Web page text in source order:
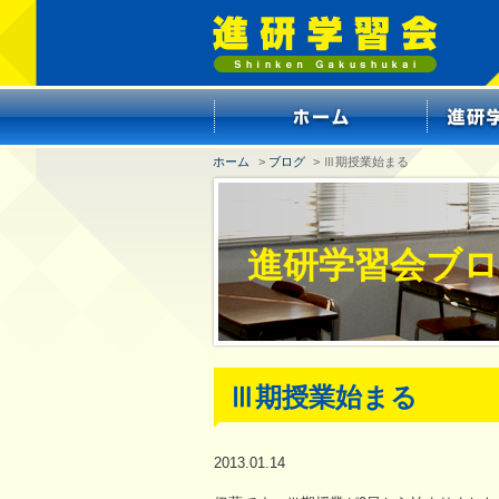
ホーム > ブログ > Ⅲ期授業始まる
進研学習会ブ
Ⅲ期授業始まる
2013.01.14